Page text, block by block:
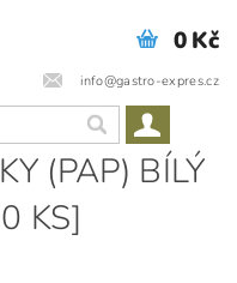
info@gastro-expres.cz
0 Kč
(PAP) BÍLÝ
KS]